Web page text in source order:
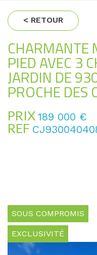
< RETOUR
CHARMANTE
PIED AVEC 3
JARDIN DE
PROCHE DES
PRIX 189 000 €
REF
SOUS COMPROMIS
EXCLUSIVITÉ